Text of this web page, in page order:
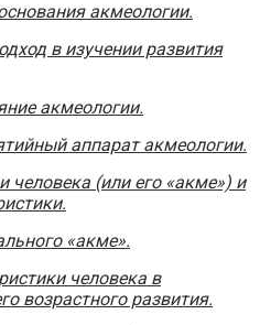
акмеологии.
в изучении развития
акмеологии.
аппарат акмеологии.
человека (или его «акме») и
«акме».
человека в
возрастного развития.